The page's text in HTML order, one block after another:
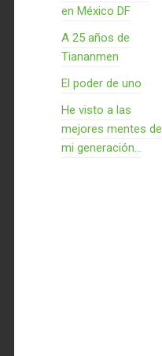
en México DF
A 25 años de
Tiananmen
El poder de uno
He visto a las
mejores mentes de
mi generación…